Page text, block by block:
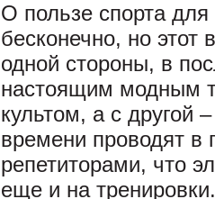
О пользе спорта
бесконечно, но этот
одной стороны, в
настоящим модным
культом, а с другой
времени проводят в
репетиторами, что
еще и на